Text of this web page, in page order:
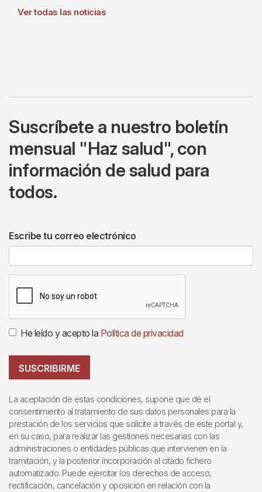
Ver todas las noticias
Suscríbete a nuestro boletín
mensual "Haz salud", con
información de salud para
todos.
Escribe tu correo electrónico
He leído y acepto la Política de privacidad
SUSCRIBIRME
La aceptación de estas condiciones, supone que dé el
consentimiento al tratamiento de sus datos personales para la
prestación de los servicios que solicite a través de este portal y,
en su caso, para realizar las gestiones necesarias con las
administraciones o entidades públicas que intervienen en la
tramitación, y la posterior incorporación al citado fichero
automatizado. Puede ejercitar los derechos de acceso,
rectificación, cancelación y oposición en relación con la